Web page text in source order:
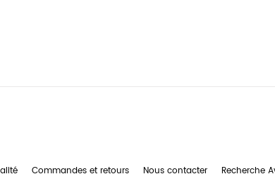
Commandes et retours Nous contacter Recherche